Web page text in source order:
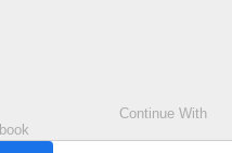
Continue With